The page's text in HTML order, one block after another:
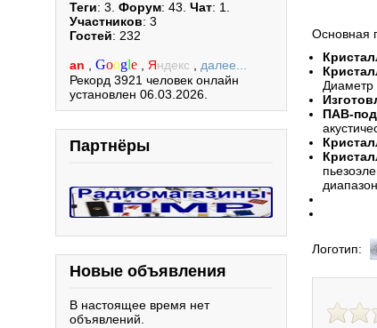
Теги: 3. Форум: 43. Чат: 1.
Участников: 3
Гостей: 232
an Google Яндекс
далее...
Рекорд 3921 человек онлайн
установлен 06.03.2026.
Партнёры
Новые объявления
В настоящее время нет
объявлений.
Основная
Диаметр
ПАВ-
Логотип: